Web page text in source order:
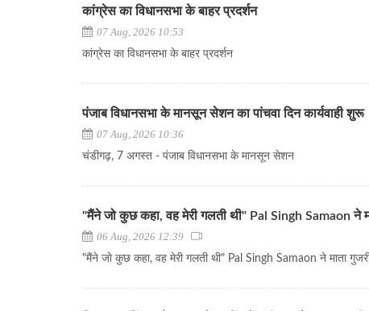
कांग्रेस का विधानसभा के बाहर प्रदर्शन
07 Aug, 2026 10:53
कांग्रेस का विधानसभा के बाहर प्रदर्शन
पंजाब विधानसभा के मानसून सेशन का पांचवा दिन कार्यवाही शुरू
07 Aug, 2026 10:36
चंडीगढ़, 7 अगस्त - पंजाब विधानसभा के मानसून सेशन
"मैंने जो कुछ कहा, वह मेरी गलती थी" Pal Singh Samaon ने
06 Aug, 2026 12:39
"मैंने जो कुछ कहा, वह मेरी गलती थी" Pal Singh Samaon ने माता गुजरी